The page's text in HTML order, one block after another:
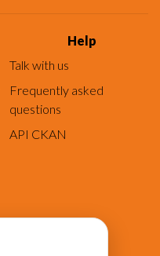
Help
Talk with us
Frequently asked
questions
API CKAN